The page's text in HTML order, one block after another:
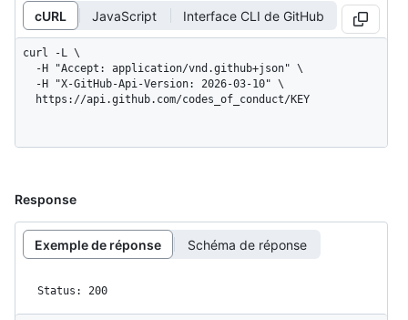
cURL JavaScript Interface CLI de GitHub
curl -L \
  https://api.github.com/codes_of_conduct/KEY
Response
Exemple de réponse Schéma de réponse
Status: 200